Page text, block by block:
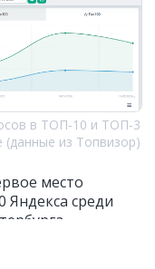
в ТОП‑10 и ТОП‑3
(данные из Топвизор)
место
Яндекса среди